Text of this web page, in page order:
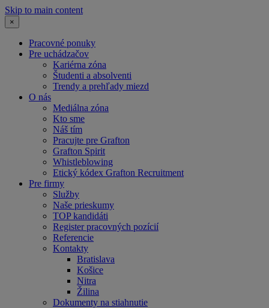
Skip to main content
×
Pracovné ponuky
Pre uchádzačov
Kariérna zóna
Študenti a absolventi
Trendy a prehľady miezd
O nás
Mediálna zóna
Kto sme
Náš tím
Pracujte pre Grafton
Grafton Spirit
Whistleblowing
Etický kódex Grafton Recruitment
Pre firmy
Služby
Naše prieskumy
TOP kandidáti
Register pracovných pozícií
Referencie
Kontakty
Bratislava
Košice
Nitra
Žilina
Dokumenty na stiahnutie